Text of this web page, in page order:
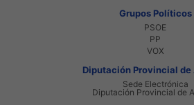
Grupos Políticos
PSOE
PP
VOX
Diputación Provincial de
Sede Electrónica
Diputación Provincial de